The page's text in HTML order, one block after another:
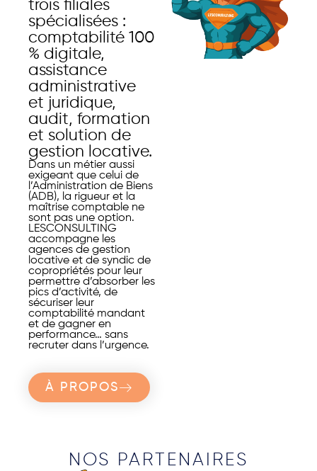
trois filiales
spécialisées :
comptabilité 100
% digitale,
assistance
administrative
et juridique,
audit, formation
et solution de
gestion locative.
Dans un métier aussi
exigeant que celui de
l’Administration de Biens
(ADB), la rigueur et la
maîtrise comptable ne
sont pas une option.
LESCONSULTING
accompagne les
agences de gestion
locative et de syndic de
copropriétés pour leur
permettre d’absorber les
pics d’activité, de
sécuriser leur
comptabilité mandant
et de gagner en
performance… sans
recruter dans l’urgence.
À PROPOS
NOS PARTENAIRES